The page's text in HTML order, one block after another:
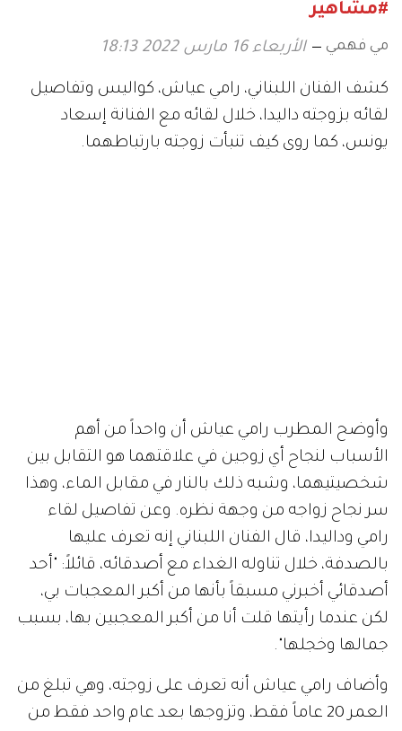
#مشاهير
مي فهمي الأربعاء 16 مارس 2022 18:13
كشف الفنان اللبناني، رامي عياش، كواليس وتفاصيل
لقائه بزوجته داليدا، خلال لقائه مع الفنانة إسعاد
يونس، كما روى كيف تنبأت زوجته بارتباطهما.
وأوضح المطرب رامي عياش أن واحداً من أهم
الأسباب لنجاح أي زوجين في علاقتهما هو التقابل بين
شخصيتيهما، وشبه ذلك بالنار في مقابل الماء، وهذا
سر نجاح زواجه من وجهة نظره. وعن تفاصيل لقاء
رامي وداليدا، قال الفنان اللبناني إنه تعرف عليها
بالصدفة، خلال تناوله الغداء مع أصدقائه، قائلاً: "أحد
أصدقائي أخبرني مسبقاً بأنها من أكبر المعجبات بي،
لكن عندما رأيتها قلت أنا من أكبر المعجبين بها، بسبب
جمالها وخجلها".
وأضاف رامي عياش أنه تعرف على زوجته، وهي تبلغ من
العمر 20 عاماً فقط، وتزوجها بعد عام واحد فقط من